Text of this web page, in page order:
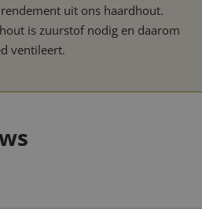
uit ons haardhout.
is zuurstof nodig en daarom
ventileert.
in